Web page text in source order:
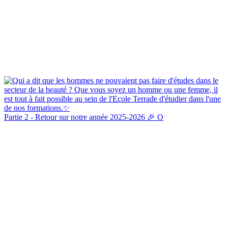
Partie 2 - Retour sur notre année 2025-2026 🎉 O